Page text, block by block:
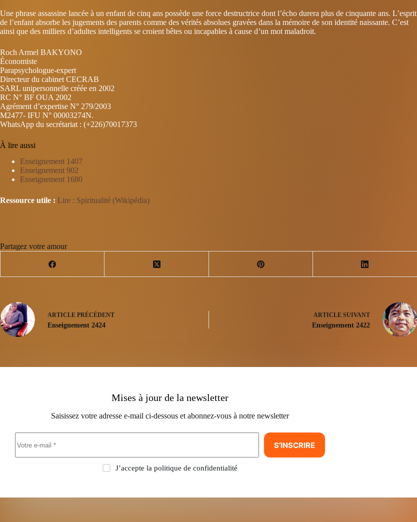
Une phrase assassine lancée à un enfant de cinq ans possède une force destructrice dont l’écho durera plus de cinquante ans. L’esprit
de l’enfant absorbe les jugements des parents comme des vérités absolues gravées dans la mémoire de son identité naissante. C’est
ainsi que des milliers d’adultes intelligents se croient bêtes ou incapables à cause d’un mot maladroit.
Roch Armel BAKYONO
Économiste
Parapsychologue-expert
Directeur du cabinet CECRAB
SARL unipersonnelle créée en 2002
RC N° BF OUA 2002
Agrément d’expertise N° 279/2003
M2477- IFU N° 00003274N.
WhatsApp du secrétariat : (+226)70017373
À lire aussi
Enseignement 1407
Enseignement 902
Enseignement 1680
Ressource utile : Lire : Spiritualité (Wikipédia)
Partagez votre amour
ARTICLE PRÉCÉDENT
Enseignement 2424
ARTICLESUIVANT
Enseignement 2422
Mises à jour de la newsletter
Saisissez votre adresse e-mail ci-dessous et abonnez-vous à notre newsletter
S’INSCRIRE
J’accepte la politique de confidentialité